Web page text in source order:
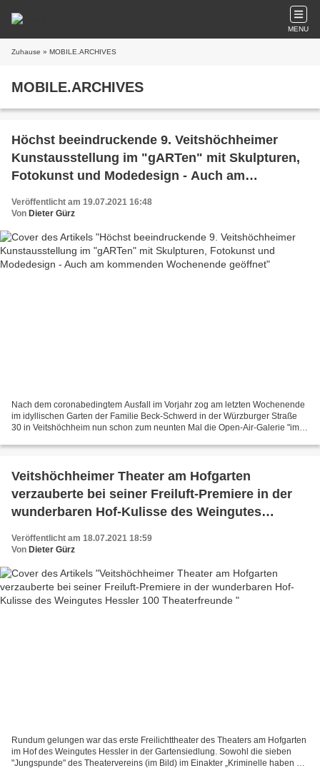
MENU
Zuhause » MOBILE.ARCHIVES
MOBILE.ARCHIVES
Höchst beeindruckende 9. Veitshöchheimer
Kunstausstellung im "gARTen" mit Skulpturen,
Fotokunst und Modedesign - Auch am
Veröffentlicht am 19.07.2021 16:48
Von Dieter Gürz
Nach dem coronabedingtem Ausfall im Vorjahr zog am letzten Wochenende
im idyllischen Garten der Familie Beck-Schwerd in der Würzburger Straße
30 in Veitshöchheim nun schon zum neunten Mal die Open-Air-Galerie "im
Veitshöchheimer Theater am Hofgarten
verzauberte bei seiner Freiluft-Premiere in der
wunderbaren Hof-Kulisse des Weingutes
Veröffentlicht am 18.07.2021 18:59
Von Dieter Gürz
Rundum gelungen war das erste Freilichttheater des Theaters am Hofgarten
im Hof des Weingutes Hessler in der Gartensiedlung. Sowohl die sieben
"Jungspunde" des Theatervereins (im Bild) im Einakter „Kriminelle haben es